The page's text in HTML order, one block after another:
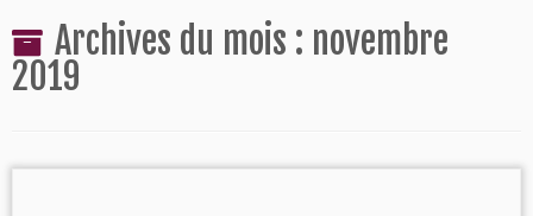
Archives du mois : novembre
2019